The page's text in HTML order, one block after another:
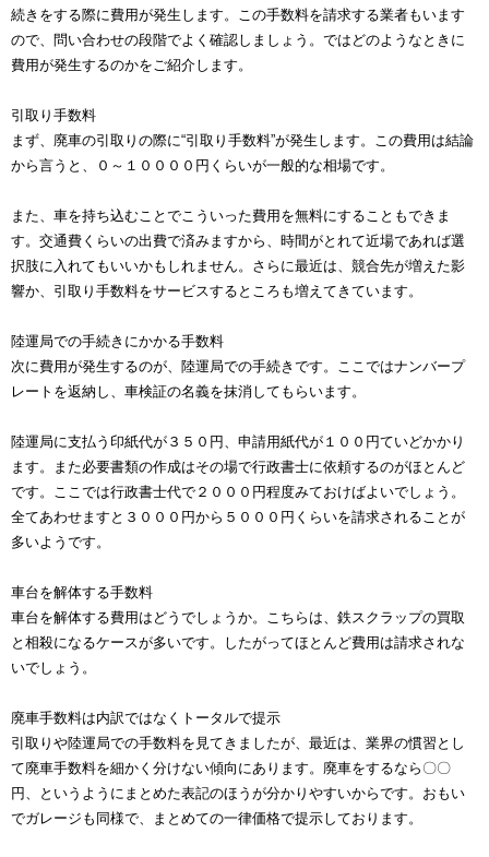
続きをする際に費用が発生します。この手数料を請求する業者もいます
ので、問い合わせの段階でよく確認しましょう。ではどのようなときに
費用が発生するのかをご紹介します。
引取り手数料
まず、廃車の引取りの際に“引取り手数料”が発生します。この費用は結論
から言うと、０～１００００円くらいが一般的な相場です。
また、車を持ち込むことでこういった費用を無料にすることもできま
す。交通費くらいの出費で済みますから、時間がとれて近場であれば選
択肢に入れてもいいかもしれません。さらに最近は、競合先が増えた影
響か、引取り手数料をサービスするところも増えてきています。
陸運局での手続きにかかる手数料
次に費用が発生するのが、陸運局での手続きです。ここではナンバープ
レートを返納し、車検証の名義を抹消してもらいます。
陸運局に支払う印紙代が３５０円、申請用紙代が１００円ていどかかり
ます。また必要書類の作成はその場で行政書士に依頼するのがほとんど
です。ここでは行政書士代で２０００円程度みておけばよいでしょう。
全てあわせますと３０００円から５０００円くらいを請求されることが
多いようです。
車台を解体する手数料
車台を解体する費用はどうでしょうか。こちらは、鉄スクラップの買取
と相殺になるケースが多いです。したがってほとんど費用は請求されな
いでしょう。
廃車手数料は内訳ではなくトータルで提示
引取りや陸運局での手数料を見てきましたが、最近は、業界の慣習とし
て廃車手数料を細かく分けない傾向にあります。廃車をするなら〇〇
円、というようにまとめた表記のほうが分かりやすいからです。おもい
でガレージも同様で、まとめての一律価格で提示しております。